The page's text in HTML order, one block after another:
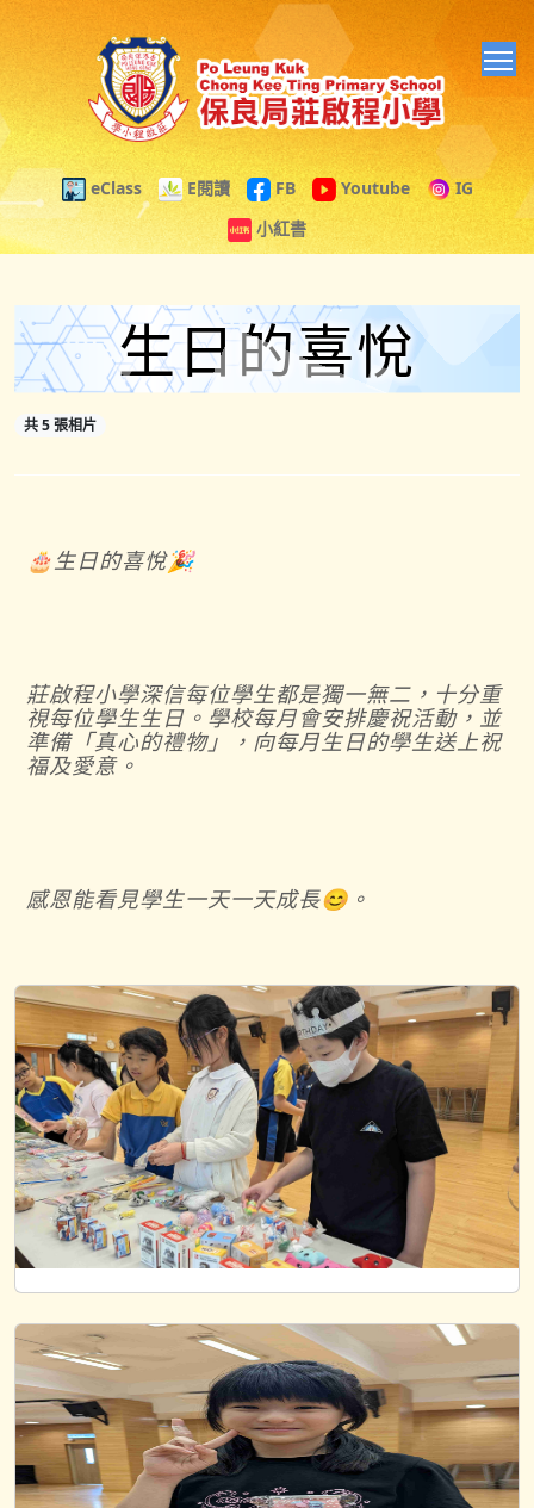
eClass E閱讀 FB Youtube
IG
小紅書
生日的喜悅
共 5 張相片
🎂生日的喜悅🎉
莊啟程小學深信每位學生都是獨一無二，十分重
視每位學生生日。學校每月會安排慶祝活動，並
準備「真心的禮物」，向每月生日的學生送上祝
福及愛意。
感恩能看見學生一天一天成長😊 。